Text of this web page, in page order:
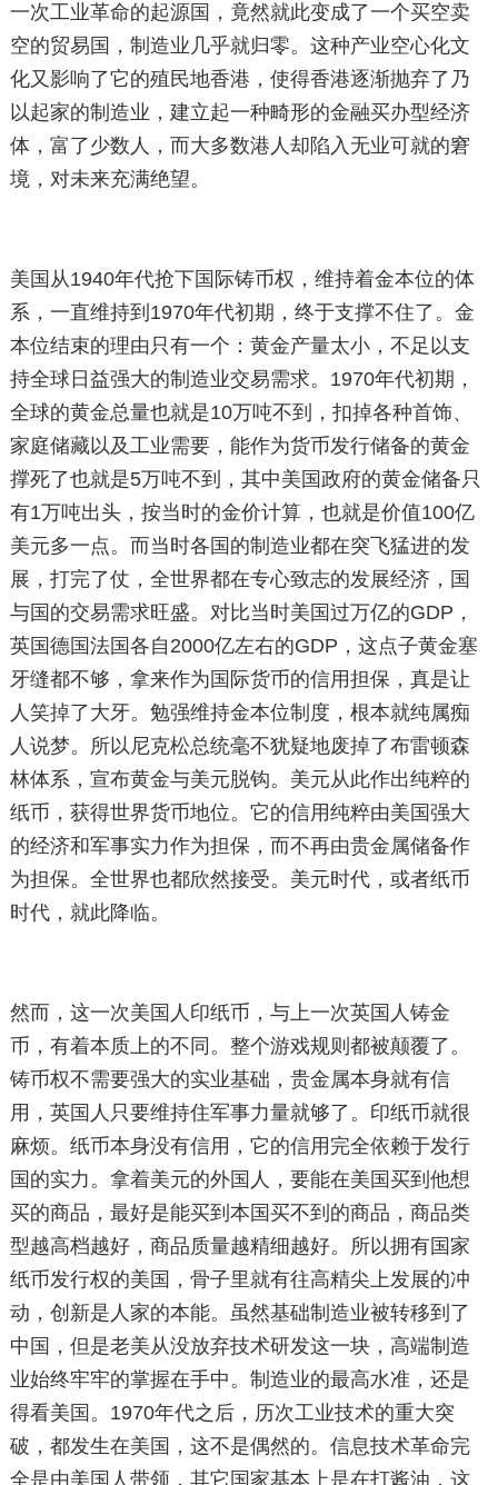
一次工业革命的起源国，竟然就此变成了一个买空卖
空的贸易国，制造业几乎就归零。这种产业空心化文
化又影响了它的殖民地香港，使得香港逐渐抛弃了乃
以起家的制造业，建立起一种畸形的金融买办型经济
体，富了少数人，而大多数港人却陷入无业可就的窘
境，对未来充满绝望。
美国从1940年代抢下国际铸币权，维持着金本位的体
系，一直维持到1970年代初期，终于支撑不住了。金
本位结束的理由只有一个：黄金产量太小，不足以支
持全球日益强大的制造业交易需求。1970年代初期，
全球的黄金总量也就是10万吨不到，扣掉各种首饰、
家庭储藏以及工业需要，能作为货币发行储备的黄金
撑死了也就是5万吨不到，其中美国政府的黄金储备只
有1万吨出头，按当时的金价计算，也就是价值100亿
美元多一点。而当时各国的制造业都在突飞猛进的发
展，打完了仗，全世界都在专心致志的发展经济，国
与国的交易需求旺盛。对比当时美国过万亿的GDP，
英国德国法国各自2000亿左右的GDP，这点子黄金塞
牙缝都不够，拿来作为国际货币的信用担保，真是让
人笑掉了大牙。勉强维持金本位制度，根本就纯属痴
人说梦。所以尼克松总统毫不犹疑地废掉了布雷顿森
林体系，宣布黄金与美元脱钩。美元从此作出纯粹的
纸币，获得世界货币地位。它的信用纯粹由美国强大
的经济和军事实力作为担保，而不再由贵金属储备作
为担保。全世界也都欣然接受。美元时代，或者纸币
时代，就此降临。
然而，这一次美国人印纸币，与上一次英国人铸金
币，有着本质上的不同。整个游戏规则都被颠覆了。
铸币权不需要强大的实业基础，贵金属本身就有信
用，英国人只要维持住军事力量就够了。印纸币就很
麻烦。纸币本身没有信用，它的信用完全依赖于发行
国的实力。拿着美元的外国人，要能在美国买到他想
买的商品，最好是能买到本国买不到的商品，商品类
型越高档越好，商品质量越精细越好。所以拥有国家
纸币发行权的美国，骨子里就有往高精尖上发展的冲
动，创新是人家的本能。虽然基础制造业被转移到了
中国，但是老美从没放弃技术研发这一块，高端制造
业始终牢牢的掌握在手中。制造业的最高水准，还是
得看美国。1970年代之后，历次工业技术的重大突
破，都发生在美国，这不是偶然的。信息技术革命完
全是由美国人带领，其它国家基本上是在打酱油，这